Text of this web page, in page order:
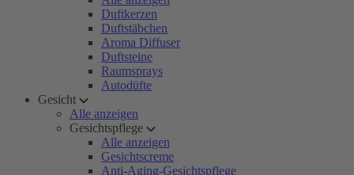
Duftkerzen
Duftstäbchen
Aroma Diffuser
Duftsteine
Raumsprays
Autodüfte
Gesicht
Alle anzeigen
Gesichtspflege
Alle anzeigen
Gesichtscreme
Anti-Aging-Gesichtspflege